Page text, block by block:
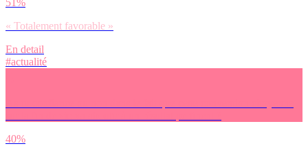
« Totalement favorable »
En detail
#actualité
40%